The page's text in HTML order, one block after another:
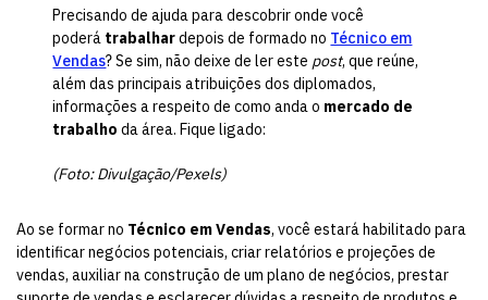
Precisando de ajuda para descobrir onde você
poderá trabalhardepois de formado no Técnico em
Vendas? Se sim, não deixe de ler este post, que reúne,
além das principais atribuições dos diplomados,
informações a respeito de como anda o mercado de
trabalho da área. Fique ligado:
(Foto: Divulgação/Pexels)
Ao se formar no Técnico em Vendas, você estará habilitado para
identificar negócios potenciais, criar relatórios e projeções de
vendas, auxiliar na construção de um plano de negócios, prestar